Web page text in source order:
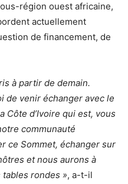
région ouest africaine,
actuellement
de financement, de
à partir de demain.
de venir échanger avec le
Côte d’Ivoire qui est, vous
communauté
ce Sommet, échanger sur
et nous aurons à
rondes », a-t-il